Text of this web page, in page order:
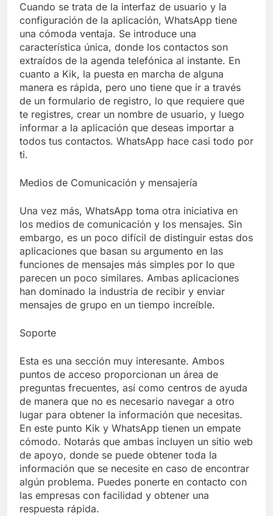
Cuando se trata de la interfaz de usuario y la
configuración de la aplicación, WhatsApp tiene
una cómoda ventaja. Se introduce una
característica única, donde los contactos son
extraídos de la agenda telefónica al instante. En
cuanto a Kik, la puesta en marcha de alguna
manera es rápida, pero uno tiene que ir a través
de un formulario de registro, lo que requiere que
te registres, crear un nombre de usuario, y luego
informar a la aplicación que deseas importar a
todos tus contactos. WhatsApp hace casi todo por
ti.
Medios de Comunicación y mensajería
Una vez más, WhatsApp toma otra iniciativa en
los medios de comunicación y los mensajes. Sin
embargo, es un poco difícil de distinguir estas dos
aplicaciones que basan su argumento en las
funciones de mensajes más simples por lo que
parecen un poco similares. Ambas aplicaciones
han dominado la industria de recibir y enviar
mensajes de grupo en un tiempo increíble.
Soporte
Esta es una sección muy interesante. Ambos
puntos de acceso proporcionan un área de
preguntas frecuentes, así como centros de ayuda
de manera que no es necesario navegar a otro
lugar para obtener la información que necesitas.
En este punto Kik y WhatsApp tienen un empate
cómodo. Notarás que ambas incluyen un sitio web
de apoyo, donde se puede obtener toda la
información que se necesite en caso de encontrar
algún problema. Puedes ponerte en contacto con
las empresas con facilidad y obtener una
respuesta rápida.